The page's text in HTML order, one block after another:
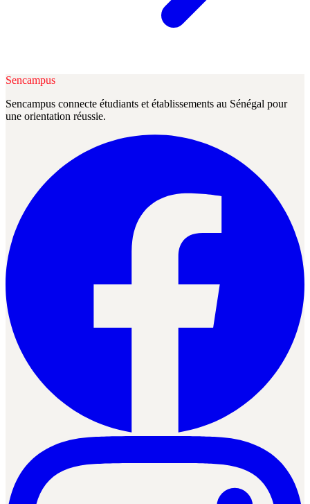
Sencampus
Sencampus connecte étudiants et établissements au Sénégal pour
une orientation réussie.